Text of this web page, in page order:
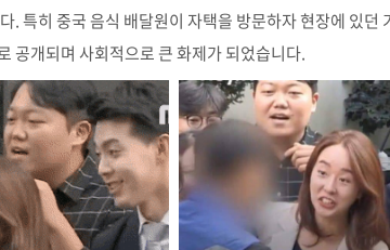
. 특히 중국 음식 배달원이 자택을 방문하자 현장에 있던
공개되며 사회적으로 큰 화제가 되었습니다.